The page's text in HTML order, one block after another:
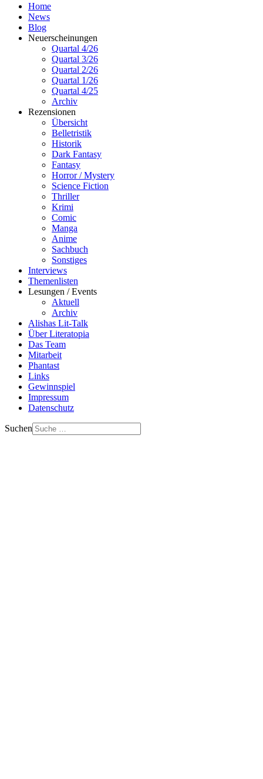
Home
News
Blog
Neuerscheinungen
Quartal 4/26
Quartal 3/26
Quartal 2/26
Quartal 1/26
Quartal 4/25
Archiv
Rezensionen
Übersicht
Belletristik
Historik
Dark Fantasy
Fantasy
Horror / Mystery
Science Fiction
Thriller
Krimi
Comic
Manga
Anime
Sachbuch
Sonstiges
Interviews
Themenlisten
Lesungen / Events
Aktuell
Archiv
Alishas Lit-Talk
Über Literatopia
Das Team
Mitarbeit
Phantast
Links
Gewinnspiel
Impressum
Datenschutz
Suchen